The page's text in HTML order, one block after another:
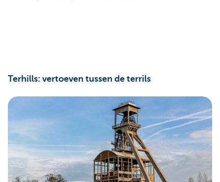
Terhills: vertoeven tussen de terrils